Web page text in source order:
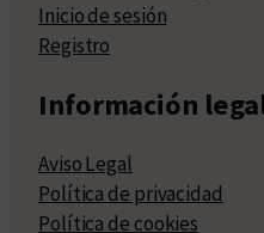
Inicio de sesión
Registro
Información
Aviso Legal
Política de privacidad
Política de cookies